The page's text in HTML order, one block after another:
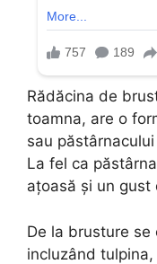
Rădăcina de
toamna, are o
sau
La fel ca
ațoasă și un gust
De la brusture
incluzând